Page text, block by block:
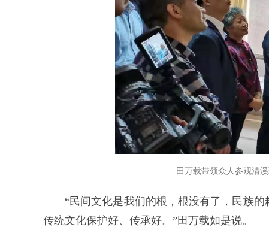
田万载带领众人参观清
“民间文化是我们的根，根没有了，民族
传统文化保护好、传承好。”田万载如是说。